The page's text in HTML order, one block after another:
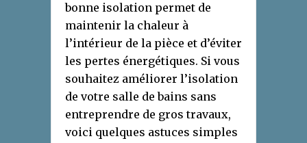
bonne isolation permet de
maintenir la chaleur à
l’intérieur de la pièce et d’éviter
les pertes énergétiques. Si vous
souhaitez améliorer l’isolation
de votre salle de bains sans
entreprendre de gros travaux,
voici quelques astuces simples